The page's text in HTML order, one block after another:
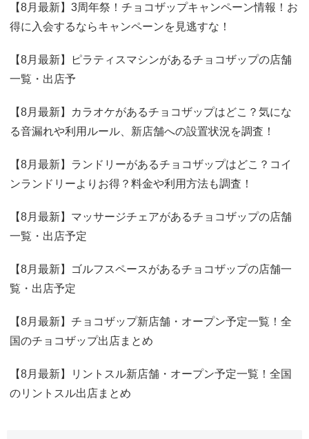
【8月最新】3周年祭！チョコザップキャンペーン情報！お
得に入会するならキャンペーンを見逃すな！
【8月最新】ピラティスマシンがあるチョコザップの店舗
一覧・出店予
【8月最新】カラオケがあるチョコザップはどこ？気にな
る音漏れや利用ルール、新店舗への設置状況を調査！
【8月最新】ランドリーがあるチョコザップはどこ？コイ
ンランドリーよりお得？料金や利用方法も調査！
【8月最新】マッサージチェアがあるチョコザップの店舗
一覧・出店予定
【8月最新】ゴルフスペースがあるチョコザップの店舗一
覧・出店予定
【8月最新】チョコザップ新店舗・オープン予定一覧！全
国のチョコザップ出店まとめ
【8月最新】リントスル新店舗・オープン予定一覧！全国
のリントスル出店まとめ